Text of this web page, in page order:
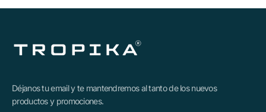
Déjanos tu email y te mantendremos al tanto de los nuevos
productos y promociones.